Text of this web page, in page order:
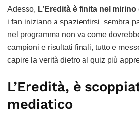
Adesso, L’Eredità è finita nel
i fan iniziano a spazientirsi, sembra
nel programma non va come
campioni e risultati finali, tutto e
capire la verità dietro al quiz più
L’Eredità, è
mediatico